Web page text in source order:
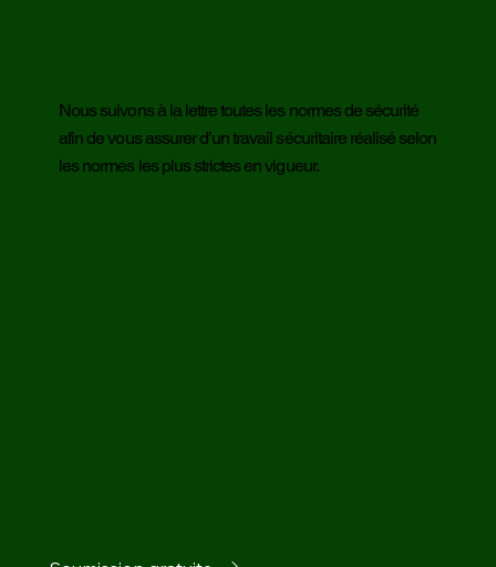
Nous suivons à la lettre toutes les normes de sécurité
afin de vous assurer d’un travail sécuritaire réalisé selon
les normes les plus strictes en vigueur.